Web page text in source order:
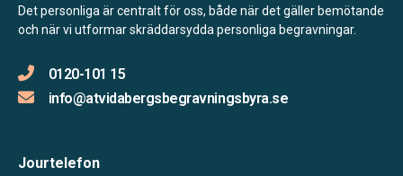
Det personliga är centralt för oss, både när det gäller bemötande
och när vi utformar skräddarsydda personliga begravningar.
0120-101 15
info@atvidabergsbegravningsbyra.se
Jourtelefon